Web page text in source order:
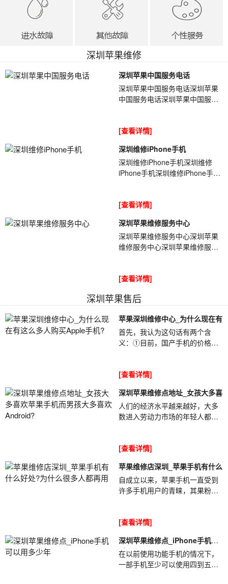
深圳苹果维修
深圳苹果中国服务电话
深圳苹果中国服务电话深圳苹果
中国服务电话深圳苹果中国服务
高,漏电电...
[查看详情]
深圳维修iPhone手机
深圳维修iPhone手机深圳维修
iPhone手机深圳维修iPhone手机
致烧了，现在手...
[查看详情]
深圳苹果维修服务中心
深圳苹果维修服务中心深圳苹果
维修服务中心深圳苹果维修服务
机是苹果官...
[查看详情]
深圳苹果售后
苹果深圳维修中心_为什么现在有
首先，我认为这句话有两个含
义：①目前，国产手机的价格非
苹果手机意味着要...
[查看详情]
深圳苹果维修点地址_女孩大多喜
人们的经济水平越来越好，大多
数进入劳动力市场的年轻人都有
果维修点地...
[查看详情]
苹果维修店深圳_苹果手机有什么
自成立以来，苹果手机一直受到
许多手机用户的青睐，其果粉遍
维修店深圳_苹果...
[查看详情]
深圳苹果维修点_iPhone手机可
以
在以前使用功能手机的情况下，
一部手机至少可以使用四到五